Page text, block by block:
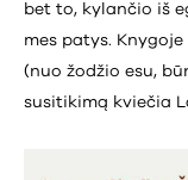
bet to, kylančio iš
mes patys.
(nuo žodžio esu,
susitikimą kviečia